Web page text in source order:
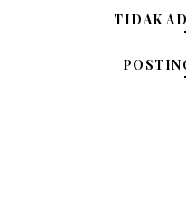
TIDAK